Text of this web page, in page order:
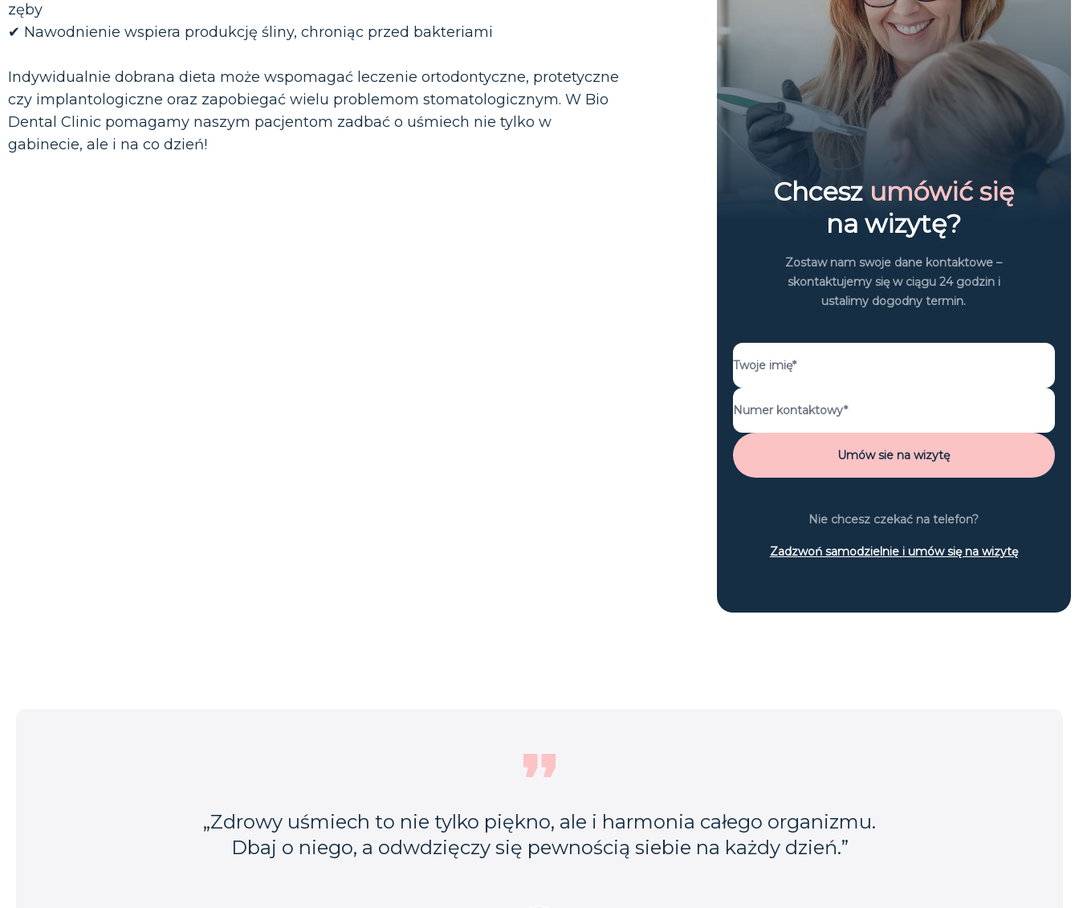
zęby
✔ Nawodnienie wspiera produkcję śliny, chroniąc przed bakteriami
Indywidualnie dobrana dieta może wspomagać leczenie ortodontyczne, protetyczne
czy implantologiczne oraz zapobiegać wielu problemom stomatologicznym. W Bio
Dental Clinic pomagamy naszym pacjentom zadbać o uśmiech nie tylko w
gabinecie, ale i na co dzień!
Chcesz umówić się
na wizytę?
Zostaw nam swoje dane kontaktowe –
skontaktujemy się w ciągu 24 godzin i
ustalimy dogodny termin.
Nie chcesz czekać na telefon?
Zadzwoń samodzielnie i umów się na wizytę
„Zdrowy uśmiech to nie tylko piękno, ale i harmonia całego organizmu.
Dbaj o niego, a odwdzięczy się pewnością siebie na każdy dzień.”